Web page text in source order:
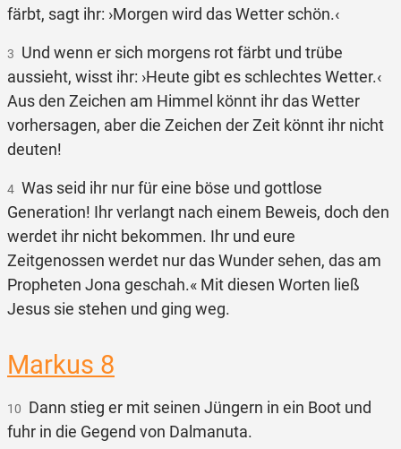
färbt, sagt ihr: ›Morgen wird das Wetter schön.‹
3 Und wenn er sich morgens rot färbt und trübe
aussieht, wisst ihr: ›Heute gibt es schlechtes Wetter.‹
Aus den Zeichen am Himmel könnt ihr das Wetter
vorhersagen, aber die Zeichen der Zeit könnt ihr nicht
deuten!
4 Was seid ihr nur für eine böse und gottlose
Generation! Ihr verlangt nach einem Beweis, doch den
werdet ihr nicht bekommen. Ihr und eure
Zeitgenossen werdet nur das Wunder sehen, das am
Propheten Jona geschah.« Mit diesen Worten ließ
Jesus sie stehen und ging weg.
Markus 8
10 Dann stieg er mit seinen Jüngern in ein Boot und
fuhr in die Gegend von Dalmanuta.